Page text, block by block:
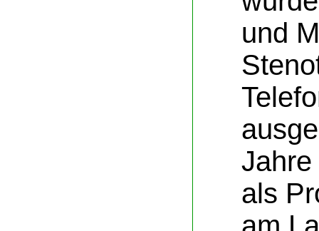
und
als